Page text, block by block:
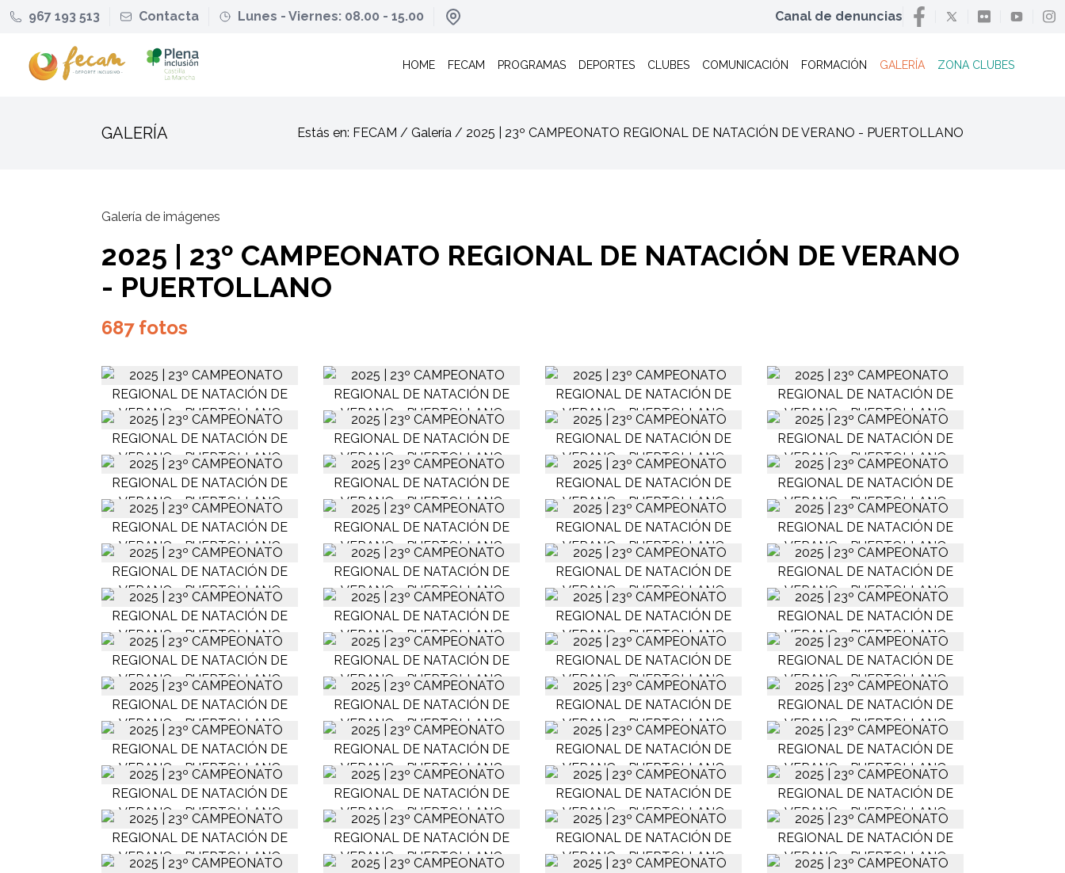
967 193 513 Contacta Lunes - Viernes: 08.00 - 15.00 Canal de denuncias
HOME FECAM PROGRAMAS DEPORTES CLUBES COMUNICACIÓN FORMACIÓN GALERÍA ZONA CLUBES
GALERÍA Estás en: FECAM / Galería / 2025 | 23º CAMPEONATO REGIONAL DE NATACIÓN DE VERANO - PUERTOLLANO
Galería de imágenes
2025 | 23º CAMPEONATO REGIONAL DE NATACIÓN DE VERANO
- PUERTOLLANO
687 fotos